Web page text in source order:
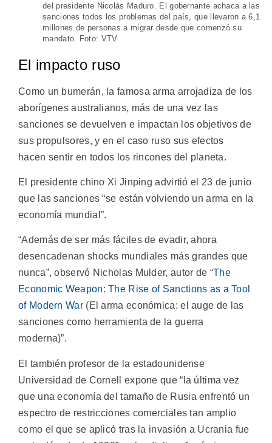
del presidente Nicolás Maduro. El gobernante achaca a las
sanciones todos los problemas del país, que llevaron a 6,1
millones de personas a migrar desde que comenzó su
mandato. Foto: VTV
El impacto ruso
Como un bumerán, la famosa arma arrojadiza de los
aborígenes australianos, más de una vez las
sanciones se devuelven e impactan los objetivos de
sus propulsores, y en el caso ruso sus efectos
hacen sentir en todos los rincones del planeta.
El presidente chino Xi Jinping advirtió el 23 de junio
que las sanciones “se están volviendo un arma en la
economía mundial”.
“Además de ser más fáciles de evadir, ahora
desencadenan shocks mundiales más grandes que
nunca”, observó Nicholas Mulder, autor de “The
Economic Weapon: The Rise of Sanctions as a Tool
of Modern War(El arma económica: el auge de las
sanciones como herramienta de la guerra
moderna)”.
El también profesor de la estadounidense
Universidad de Cornell expone que “la última vez
que una economía del tamaño de Rusia enfrentó un
espectro de restricciones comerciales tan amplio
como el que se aplicó tras la invasión a Ucrania fue